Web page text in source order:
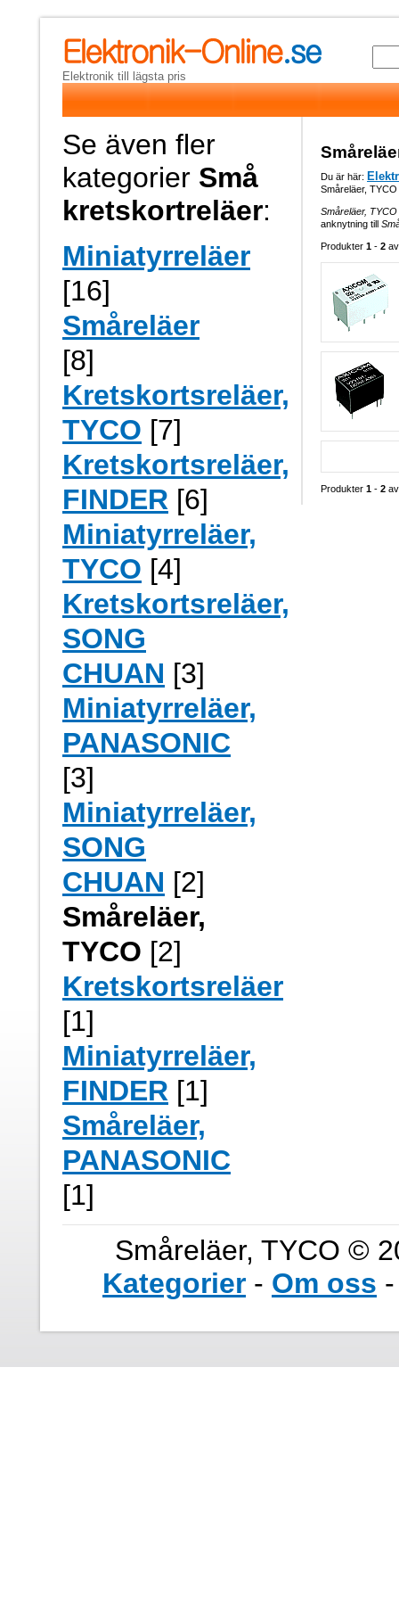
Elektronik till lägsta pris
Du är här:
Småreläer, TYCO
Småreläer, TYCO
anknytning till
Produkter 1 - 2
Produkter 1 - 2
Se även fler
kategorier Små
kretskortreläer:
Miniatyrreläer
[16]
Småreläer
[8]
Kretskortsreläer,
TYCO [7]
Kretskortsreläer,
FINDER [6]
Miniatyrreläer,
TYCO [4]
Kretskortsreläer,
SONG
CHUAN [3]
Miniatyrreläer,
PANASONIC
[3]
Miniatyrreläer,
SONG
CHUAN [2]
Småreläer,
TYCO [2]
Kretskortsreläer
[1]
Miniatyrreläer,
FINDER [1]
Småreläer,
PANASONIC
[1]
Småreläer, TYCO ©
Kategorier - Om oss